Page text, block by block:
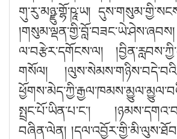
གུ་རུ་མཉྫུ་གྷོ་ཥཱ་ཡ།
ལ་བརྩེར་དགོངས་ལ།
གསོལ།
སྤྲང་པོ་ཡིན་པ་ང༌།
བཞིན་ལེན།